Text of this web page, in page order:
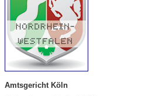
Amtsgericht Köln